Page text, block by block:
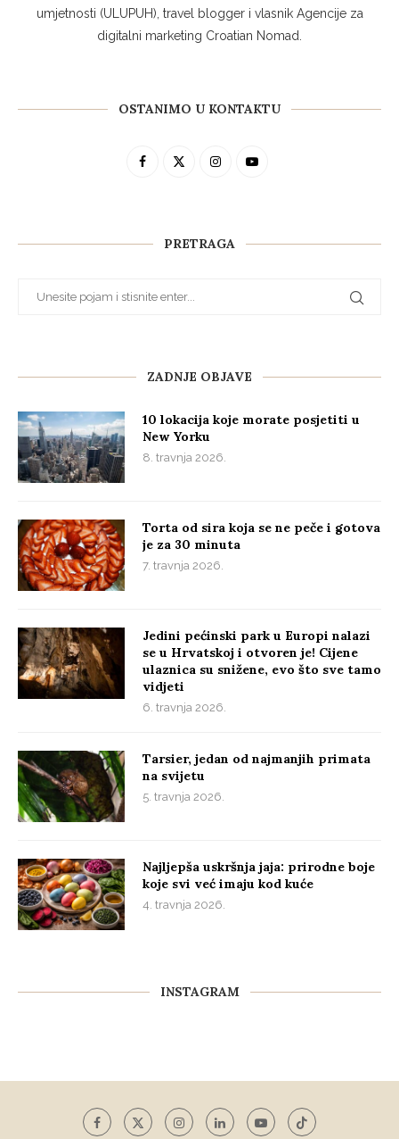
umjetnosti (ULUPUH), travel blogger i vlasnik Agencije za
digitalni marketing Croatian Nomad.
OSTANIMO U KONTAKTU
PRETRAGA
ZADNJE OBJAVE
10 lokacija koje morate posjetiti u
New Yorku
8. travnja 2026.
Torta od sira koja se ne peče i gotova
je za 30 minuta
7. travnja 2026.
Jedini pećinski park u Europi nalazi
se u Hrvatskoj i otvoren je! Cijene
ulaznica su snižene, evo što sve tamo
vidjeti
6. travnja 2026.
Tarsier, jedan od najmanjih primata
na svijetu
5. travnja 2026.
Najljepša uskršnja jaja: prirodne boje
koje svi već imaju kod kuće
4. travnja 2026.
INSTAGRAM